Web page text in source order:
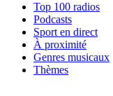
Top 100 radios
Podcasts
Sport en direct
À proximité
Genres musicaux
Thèmes